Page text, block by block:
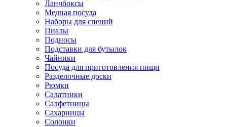
Ланчбоксы
Медная посуда
Наборы для специй
Пиалы
Подносы
Подставки для бутылок
Чайники
Посуда для приготовления пищи
Разделочные доски
Рюмки
Салатники
Салфетницы
Сахарницы
Солонки